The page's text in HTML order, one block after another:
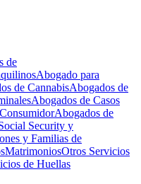
de
Abogado para
de CannabisAbogados de
Abogados de Casos
Abogados de
Security y
y Familias de
MatrimoniosOtros Servicios
de Huellas